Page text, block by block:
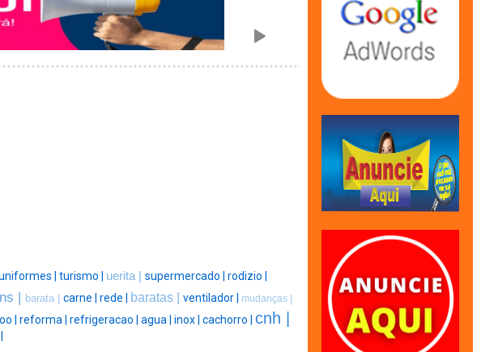
| turismo | uerita | supermercado | rodizio |
| barata | carne | rede | baratas | ventilador | mudanças |
| reforma | refrigeracao | agua | inox | cachorro | cnh |